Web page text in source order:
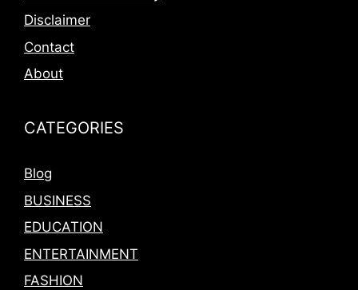
Disclaimer
Contact
About
CATEGORIES
Blog
BUSINESS
EDUCATION
ENTERTAINMENT
FASHION